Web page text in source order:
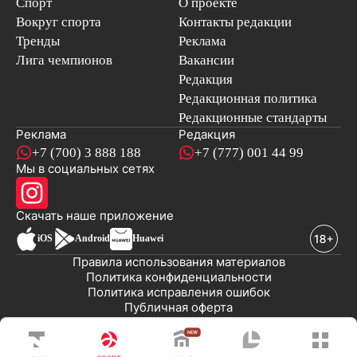
Вокруг спорта
Тренды
Лига чемпионов
Контакты редакции
Реклама
Вакансии
Редакция
Редакционная политика
Редакционные стандарты
Реклама
+7 (700) 3 888 188
Редакция
+7 (777) 001 44 99
Мы в социальных сетях
Скачать наше приложениеновостей
iOS Android Huawei
Публичная оферта
Политика исправления ошибок
Политика конфиденциальности
Правила использования материалов